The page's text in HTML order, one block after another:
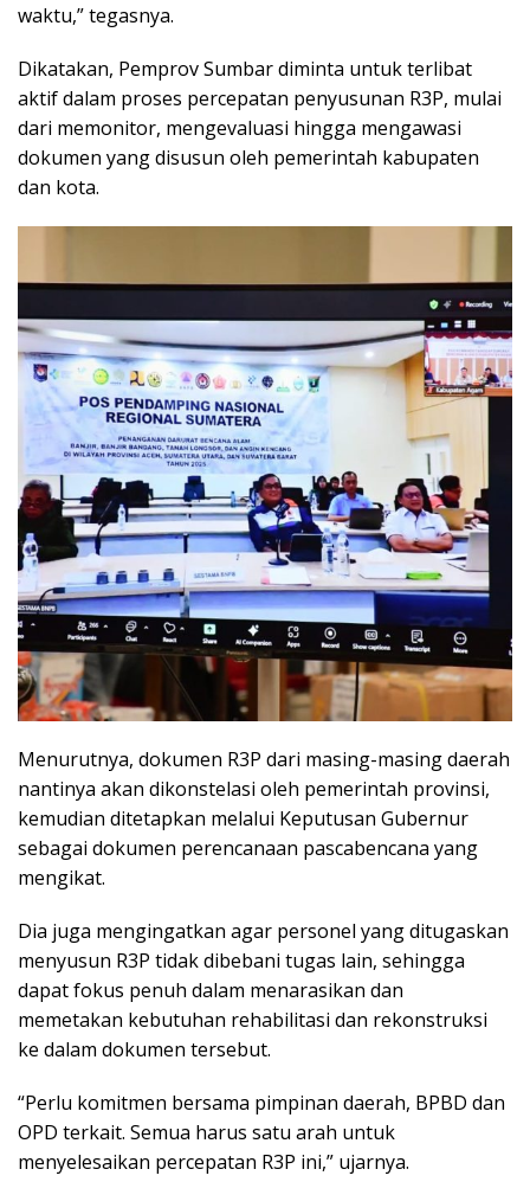
waktu,” tegasnya.
Dikatakan, Pemprov Sumbar diminta untuk terlibat
aktif dalam proses percepatan penyusunan R3P, mulai
dari memonitor, mengevaluasi hingga mengawasi
dokumen yang disusun oleh pemerintah kabupaten
dan kota.
Menurutnya, dokumen R3P dari masing-masing daerah
nantinya akan dikonstelasi oleh pemerintah provinsi,
kemudian ditetapkan melalui Keputusan Gubernur
sebagai dokumen perencanaan pascabencana yang
mengikat.
Dia juga mengingatkan agar personel yang ditugaskan
menyusun R3P tidak dibebani tugas lain, sehingga
dapat fokus penuh dalam menarasikan dan
memetakan kebutuhan rehabilitasi dan rekonstruksi
ke dalam dokumen tersebut.
“Perlu komitmen bersama pimpinan daerah, BPBD dan
OPD terkait. Semua harus satu arah untuk
menyelesaikan percepatan R3P ini,” ujarnya.